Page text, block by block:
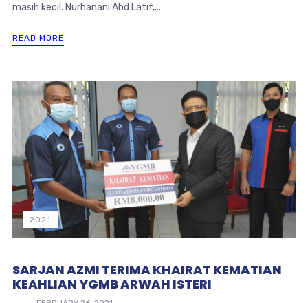
masih kecil. Nurhanani Abd Latif,...
READ MORE
2021
SARJAN AZMI TERIMA KHAIRAT KEMATIAN
KEAHLIAN YGMB ARWAH ISTERI